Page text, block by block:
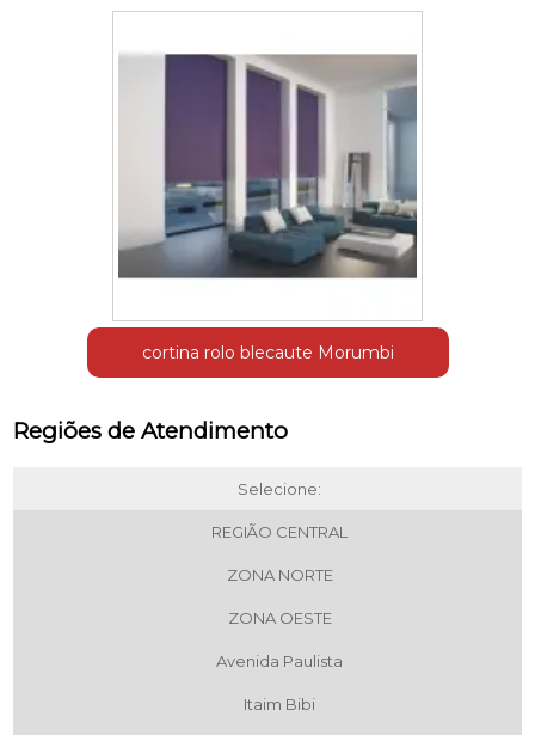
cortina rolo blecaute Morumbi
Regiões de Atendimento
Selecione:
REGIÃO CENTRAL
ZONA NORTE
ZONA OESTE
Avenida Paulista
Itaim Bibi